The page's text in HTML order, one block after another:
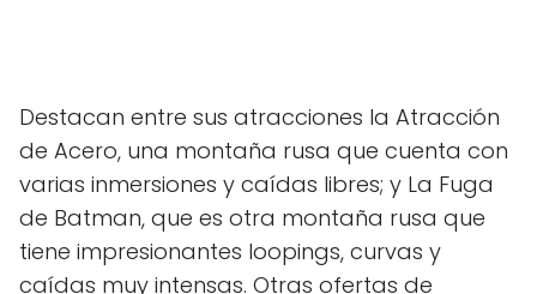
Destacan entre sus atracciones la Atracción
de Acero, una montaña rusa que cuenta con
varias inmersiones y caídas libres; y La Fuga
de Batman, que es otra montaña rusa que
tiene impresionantes loopings, curvas y
caídas muy intensas. Otras ofertas de